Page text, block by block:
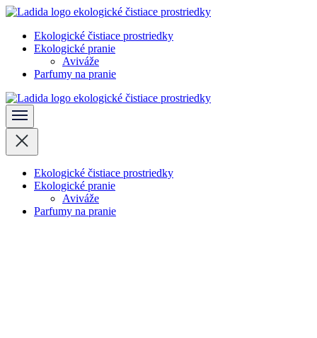
Skočiť
obsah
(stlačte
Ladida
Ekologické čistiace prostriedky
Ekologické pranie
Aviváže
Parfumy na pranie
Ladida
Ekologické čistiace prostriedky
Ekologické pranie
Aviváže
Parfumy na pranie